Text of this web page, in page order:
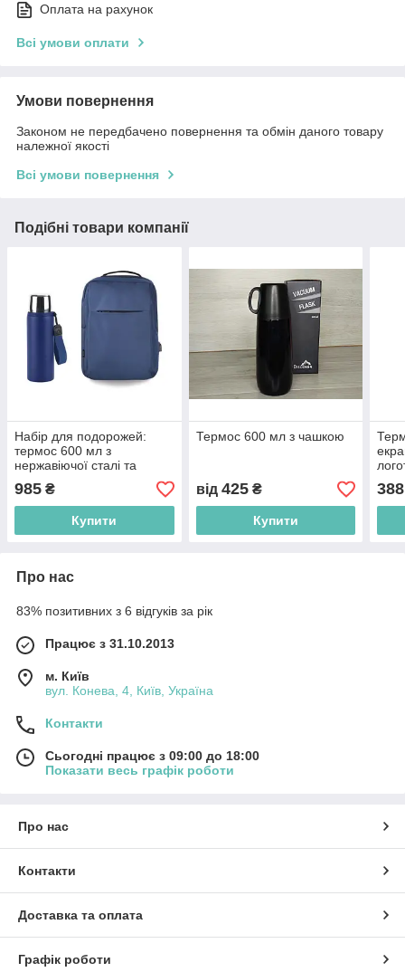
Оплата на рахунок
Всі умови оплати
Умови повернення
Законом не передбачено повернення та обмін даного товару
належної якості
Всі умови повернення
Подібні товари компанії
Набір для подорожей:
термос 600 мл з
нержавіючої сталі та
рюкзак з відділенням для
ноутбука
985 ₴
Купити
Термос 600 мл з чашкою
від 425₴
Купити
388
Про нас
83% позитивних з 6 відгуків за рік
Працює з 31.10.2013
м. Київ
вул. Конева, 4, Київ, Україна
Контакти
Сьогодні працює з 09:00 до 18:00
Показати весь графік роботи
Про нас
Контакти
Доставка та оплата
Графік роботи